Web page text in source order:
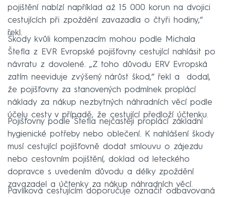
pojištění nabízí například až 15 000 korun na dvojici
cestujících při zpoždění zavazadla o čtyři hodiny,“
řekl.
Škody kvůli kompenzacím mohou podle Michala
Štefla z EVR Evropské pojišťovny cestující nahlásit po
návratu z dovolené. „Z toho důvodu ERV Evropská
zatím neeviduje zvýšený nárůst škod,“ řekl a dodal,
že pojišťovny za stanovených podmínek proplácí
náklady za nákup nezbytných náhradních věcí podle
účelu cesty v případě, že cestující předloží účtenku.
Pojišťovny podle Štefla nejčastěji proplácí základní
hygienické potřeby nebo oblečení. K nahlášení škody
musí cestující pojišťovně dodat smlouvu o zájezdu
nebo cestovním pojištění, doklad od leteckého
dopravce s uvedením důvodu a délky zpoždění
zavazadel a účtenky za nákup náhradních věcí.
Pavlíková cestujícím doporučuje označit odbavovaná